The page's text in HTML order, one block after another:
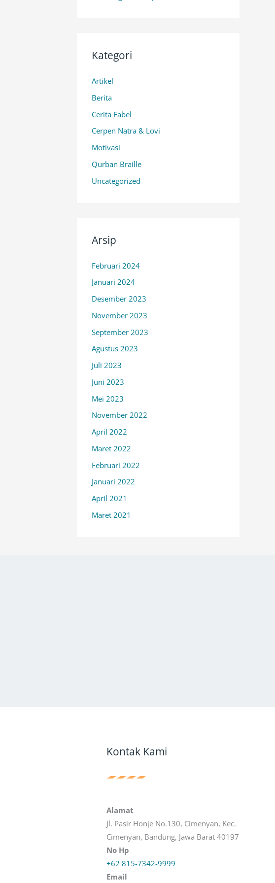
Kategori
Artikel
Berita
Cerita Fabel
Cerpen Natra & Lovi
Motivasi
Qurban Braille
Uncategorized
Arsip
Februari 2024
Januari 2024
Desember 2023
November 2023
September 2023
Agustus 2023
Juli 2023
Juni 2023
Mei 2023
November 2022
April 2022
Maret 2022
Februari 2022
Januari 2022
April 2021
Maret 2021
Kontak Kami
Alamat
Jl. Pasir Honje No.130, Cimenyan, Kec.
Cimenyan, Bandung, Jawa Barat 40197
No Hp
+62 815-7342-9999
Email